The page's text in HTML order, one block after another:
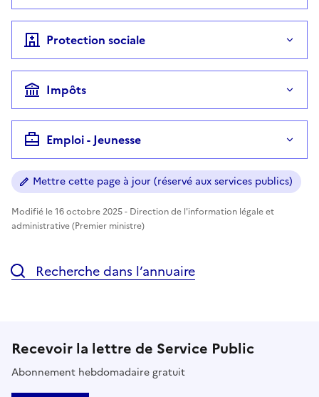
Protection sociale
Impôts
Emploi - Jeunesse
Mettre cette page à jour (réservé aux services publics)
Modifié le 16 octobre 2025 - Direction de l'information légale et
administrative (Premier ministre)
Recherche dans l’annuaire
Recevoir la lettre de Service Public
Abonnement hebdomadaire gratuit